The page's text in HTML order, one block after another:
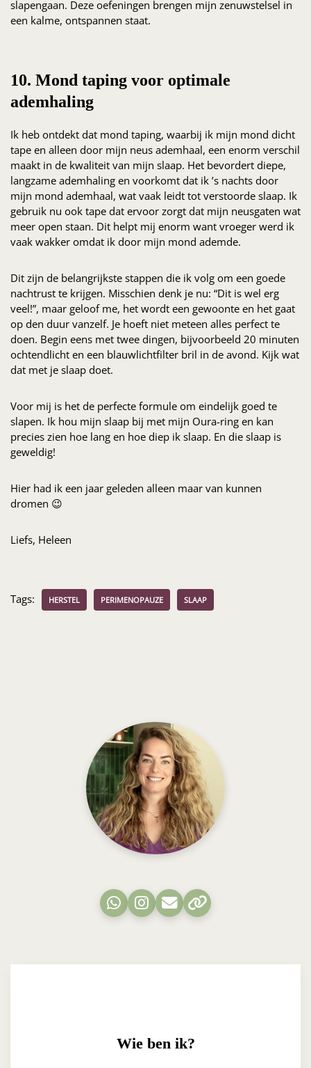
slapengaan. Deze oefeningen brengen mijn zenuwstelsel in
een kalme, ontspannen staat.
10. Mond taping voor optimale
ademhaling
Ik heb ontdekt dat mond taping, waarbij ik mijn mond dicht
tape en alleen door mijn neus ademhaal, een enorm verschil
maakt in de kwaliteit van mijn slaap. Het bevordert diepe,
langzame ademhaling en voorkomt dat ik ’s nachts door
mijn mond ademhaal, wat vaak leidt tot verstoorde slaap. Ik
gebruik nu ook tape dat ervoor zorgt dat mijn neusgaten wat
meer open staan. Dit helpt mij enorm want vroeger werd ik
vaak wakker omdat ik door mijn mond ademde.
Dit zijn de belangrijkste stappen die ik volg om een goede
nachtrust te krijgen. Misschien denk je nu: “Dit is wel erg
veel!”, maar geloof me, het wordt een gewoonte en het gaat
op den duur vanzelf. Je hoeft niet meteen alles perfect te
doen. Begin eens met twee dingen, bijvoorbeeld 20 minuten
ochtendlicht en een blauwlichtfilter bril in de avond. Kijk wat
dat met je slaap doet.
Voor mij is het de perfecte formule om eindelijk goed te
slapen. Ik hou mijn slaap bij met mijn Oura-ring en kan
precies zien hoe lang en hoe diep ik slaap. En die slaap is
geweldig!
Hier had ik een jaar geleden alleen maar van kunnen
dromen 😉
Liefs, Heleen
Tags: HERSTEL PERIMENOPAUZE SLAAP
Wie ben ik?